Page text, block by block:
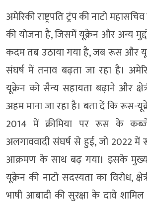
अमेरिकी राष्ट्रपति ट्रंप की नाटो
की योजना है, जिसमें यूक्रेन और अन्य
कदम तब उठाया गया है, जब रूस और
संघर्ष में तनाव बढ़ता जा रहा है।
यूक्रेन को सैन्य सहायता बढ़ाने और
अहम माना जा रहा है। बता दें कि
2014 में क्रीमिया पर रूस के
अलगाववादी संघर्ष से हुई, जो 2022
आक्रमण के साथ बढ़ गया। इसके
यूक्रेन की नाटो सदस्यता का विरोध,
भाषी आबादी की सुरक्षा के दावे